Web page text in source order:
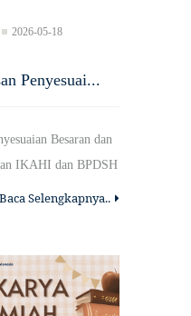
2026-05-18
Penyesuai...
Besaran dan
IKAHI dan BPDSH
Baca Selengkapnya..